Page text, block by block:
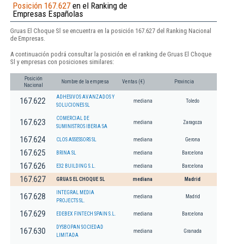
Posición 167.627 en el Ranking de
Empresas Españolas
Gruas El Choque Sl se encuentra en la posición 167.627 del Ranking Nacional
de Empresas.
A continuación podrá consultar la posición en el ranking de Gruas El Choque
Sl y empresas con posiciones similares:
Posición
Nacional
Nombre de la empresa Ventas (€) Provincia
167.622
ADHESIVOS AVANZADOS Y
SOLUCIONES SL
mediana Toledo
167.623
COMERCIAL DE
SUMINISTROS IBERIA SA
mediana Zaragoza
167.624 CLOS ASSESSORS SL mediana Gerona
167.625 BRINA SL mediana Barcelona
167.626 E32 BUILDING S.L. mediana Barcelona
167.627 GRUAS EL CHOQUE SL mediana Madrid
167.628
INTEGRAL MEDIA
PROJECTS SL.
mediana Madrid
167.629 EDEBEX FINTECH SPAIN S.L. mediana Barcelona
167.630
DYSBOPAN SOCIEDAD
LIMITADA
mediana Granada